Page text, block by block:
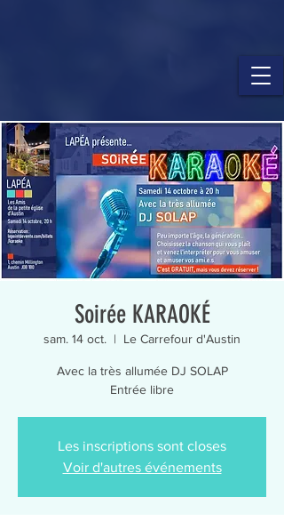
Soirée KARAOKÉ
sam. 14 oct.
  |
Le Carrefour d'Austin
Avec la très allumée DJ SOLAP
Entrée libre
Les inscriptions sont closes
Voir d'autres événements